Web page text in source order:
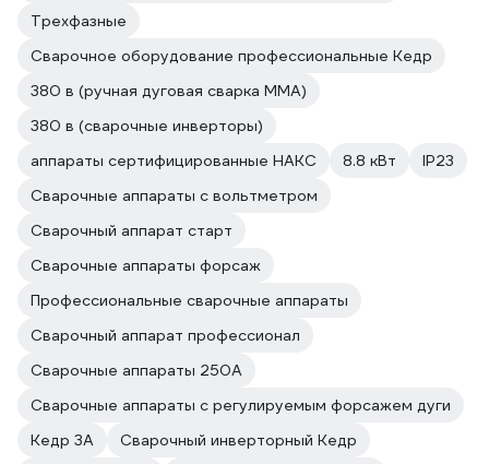
Трехфазные
Сварочное оборудование профессиональные Кедр
380 в (ручная дуговая сварка MMA)
380 в (сварочные инверторы)
аппараты сертифицированные НАКС
8.8 кВт
IP23
Сварочные аппараты с вольтметром
Сварочный аппарат старт
Сварочные аппараты форсаж
Профессиональные сварочные аппараты
Сварочный аппарат профессионал
Сварочные аппараты 250А
Сварочные аппараты с регулируемым форсажем дуги
Кедр 3А
Сварочный инверторный Кедр